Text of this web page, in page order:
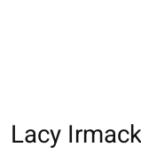
Lacy